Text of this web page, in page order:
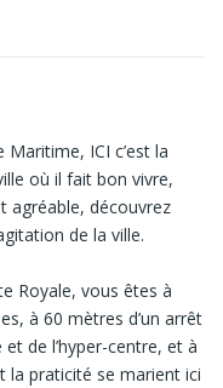
ICI c’est la
où il fait bon vivre,
agréable, découvrez
de la ville.
Royale, vous êtes à
à 60 mètres d’un arrêt
de l’hyper-centre, et à
la praticité se marient ici